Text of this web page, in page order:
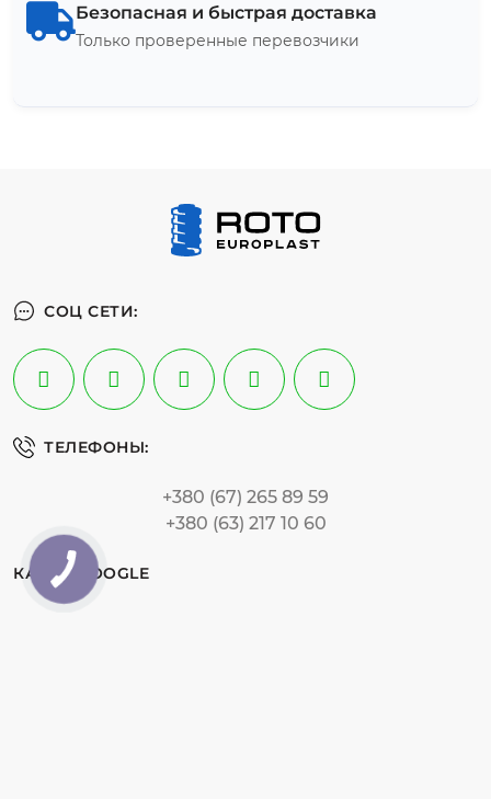
Безопасная и быстрая доставка
Только проверенные перевозчики
СОЦ СЕТИ:
ТЕЛЕФОНЫ:
+380 (67) 265 89 59
+380 (63) 217 10 60
КАРТА GOOGLE